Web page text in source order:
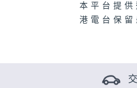
本平台提
港電台保留